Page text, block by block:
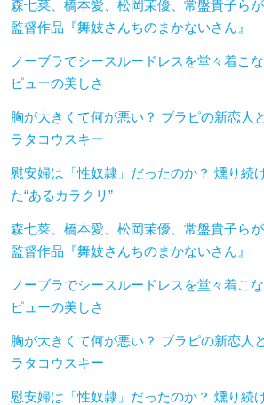
森七菜、橋本愛、松岡茉優、常盤貴子ら
監督作品『舞妓さんちのまかないさん』
ノーブラでシースルードレスを堂々着こ
ピューの美しさ
胸が大きくて何が悪い？ ブラピの新恋人
ラタコウスキー
慰安婦は「性奴隷」だったのか？ 燻り続
た“あるカラクリ”
森七菜、橋本愛、松岡茉優、常盤貴子ら
監督作品『舞妓さんちのまかないさん』
ノーブラでシースルードレスを堂々着こ
ピューの美しさ
胸が大きくて何が悪い？ ブラピの新恋人
ラタコウスキー
慰安婦は「性奴隷」だったのか？ 燻り続